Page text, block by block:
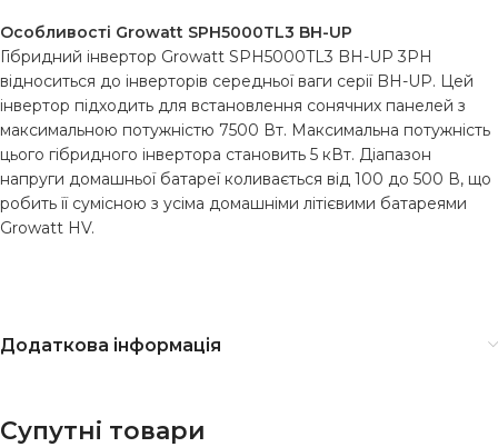
Особливості Growatt SPH5000TL3 BH-UP
Гібридний інвертор Growatt SPH5000TL3 BH-UP 3PH
відноситься до інверторів середньої ваги серії BH-UP. Цей
інвертор підходить для встановлення сонячних панелей з
максимальною потужністю 7500 Вт. Максимальна потужність
цього гібридного інвертора становить 5 кВт. Діапазон
напруги домашньої батареї коливається від 100 до 500 В, що
робить її сумісною з усіма домашніми літієвими батареями
Growatt HV.
Додаткова інформація
Супутні товари